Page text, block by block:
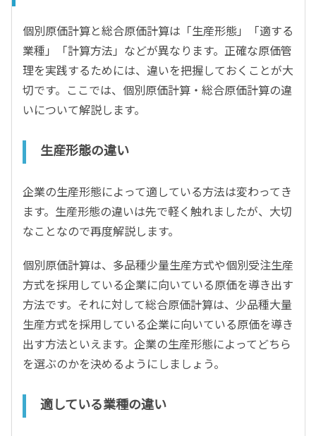
個別原価計算と総合原価計算は「生産形態」「適する
業種」「計算方法」などが異なります。正確な原価管
理を実践するためには、違いを把握しておくことが大
切です。ここでは、個別原価計算・総合原価計算の違
いについて解説します。
生産形態の違い
企業の生産形態によって適している方法は変わってき
ます。生産形態の違いは先で軽く触れましたが、大切
なことなので再度解説します。
個別原価計算は、多品種少量生産方式や個別受注生産
方式を採用している企業に向いている原価を導き出す
方法です。それに対して総合原価計算は、少品種大量
生産方式を採用している企業に向いている原価を導き
出す方法といえます。企業の生産形態によってどちら
を選ぶのかを決めるようにしましょう。
適している業種の違い